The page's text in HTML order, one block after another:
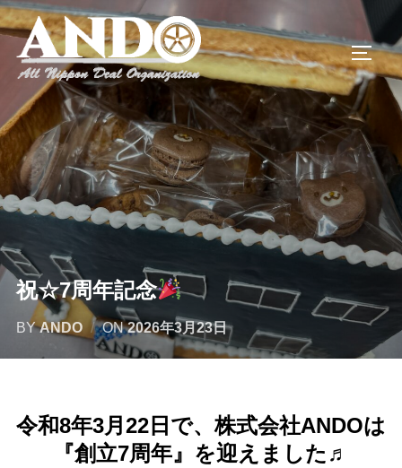
コ
ン
へ
ス
ッ
サイド
祝☆7周年記念
BYANDO ON投
稿
2026年3月23日
令和8年3月22日で、株式会社ANDOは
『創立7周年』を迎えました♬